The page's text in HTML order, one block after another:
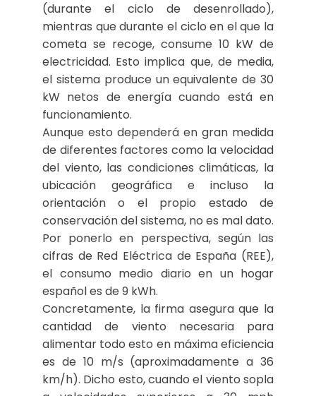
(durante el ciclo de desenrollado),
mientras que durante el ciclo en el que la
cometa se recoge, consume 10 kW de
electricidad. Esto implica que, de media,
el sistema produce un equivalente de 30
kW netos de energía cuando está en
funcionamiento.
Aunque esto dependerá en gran medida
de diferentes factores como la velocidad
del viento, las condiciones climáticas, la
ubicación geográfica e incluso la
orientación o el propio estado de
conservación del sistema, no es mal dato.
Por ponerlo en perspectiva, según las
cifras de Red Eléctrica de España (REE),
el consumo medio diario en un hogar
español es de 9 kWh.
Concretamente, la firma asegura que la
cantidad de viento necesaria para
alimentar todo esto en máxima eficiencia
es de 10 m/s (aproximadamente a 36
km/h). Dicho esto, cuando el viento sopla